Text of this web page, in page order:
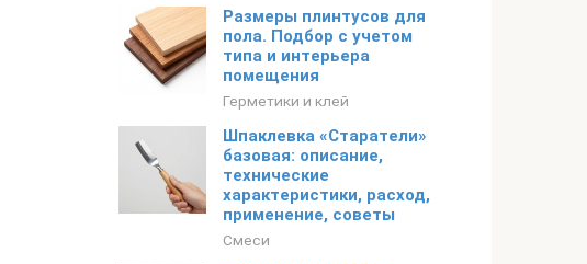
Размеры плинтусов для
пола. Подбор с учетом
типа и интерьера
помещения
Герметики и клей
Шпаклевка «Старатели»
базовая: описание,
технические
характеристики, расход,
применение, советы
Смеси